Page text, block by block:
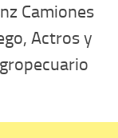
Camiones
Actros y